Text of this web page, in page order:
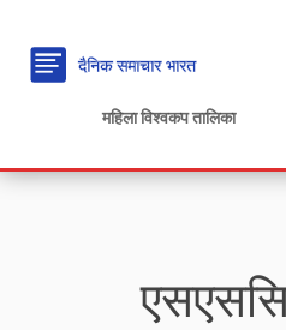
महिला विश्वकप तालिका